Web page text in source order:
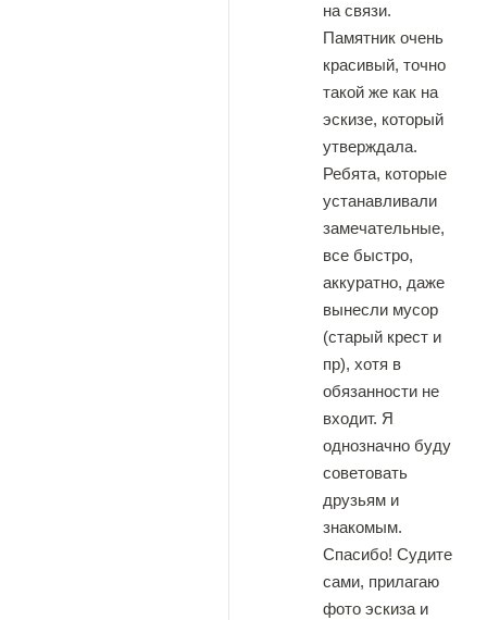
на связи.
Памятник очень
красивый, точно
такой же как на
эскизе, который
утверждала.
Ребята, которые
устанавливали
замечательные,
все быстро,
аккуратно, даже
вынесли мусор
(старый крест и
пр), хотя в
обязанности не
входит. Я
однозначно буду
советовать
друзьям и
знакомым.
Спасибо! Судите
сами, прилагаю
фото эскиза и